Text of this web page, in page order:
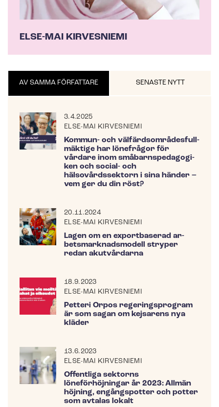
ELSE-MAI KIRVESNIEMI
AV SAMMA FÖRFATTARE SENASTE NYTT
3.4.2025
ELSE-MAI KIRVESNIEMI
Kommun- och väl­färds­om­rå­des­full­
mäk­ti­ge har lönefrågor för
vårdare inom små­barnspe­da­go­gi­
ken och social- och
hälsovårdssektorn i sina händer –
vem ger du din röst?
20.11.2024
ELSE-MAI KIRVESNIEMI
Lagen om en exportbaserad ar­
bets­mark­nadsmo­dell stryper
redan akutvårdarna
18.9.2023
ELSE-MAI KIRVESNIEMI
Petteri Orpos regeringsprogram
är som sagan om kejsarens nya
kläder
13.6.2023
ELSE-MAI KIRVESNIEMI
Offentliga sektorns
löneförhöjningar år 2023: Allmän
höjning, engångspotter och potter
som avtalas lokalt